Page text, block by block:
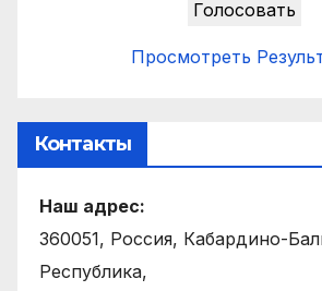
Просмотреть
Контакты
Наш адрес:
360051, Россия, Кабардино-
Республика,